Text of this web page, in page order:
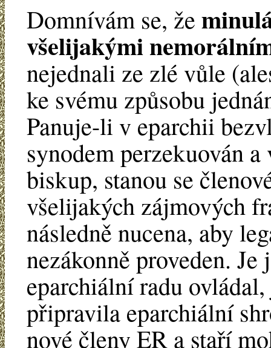
Domnívám se, že
všelijakými
nejednali ze zlé vůle
ke svému způsobu
Panuje-li v eparchii
synodem perzekuován
biskup, stanou se
všelijakých zájmových
následně nucena, aby
nezákonně proveden.
eparchiální radu
připravila eparchiální
nové členy ER a staří